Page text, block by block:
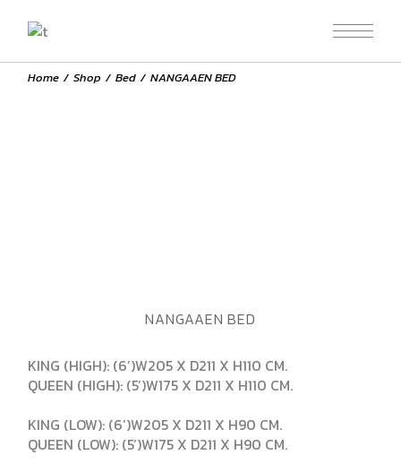
Home Shop Bed NANGAAEN BED
NANGAAEN BED
KING (HIGH): (6’)W205 X D211 X H110 CM.
QUEEN (HIGH): (5’)W175 X D211 X H110 CM.
KING (LOW): (6’)W205 X D211 X H90 CM.
QUEEN (LOW): (5’)W175 X D211 X H90 CM.